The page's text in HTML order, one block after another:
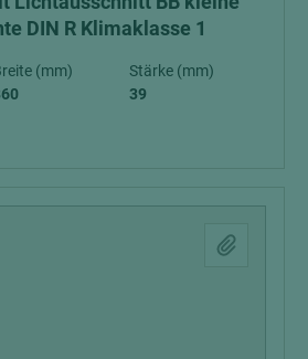
DIN R Klimaklasse 1
(mm)
Stärke (mm)
39